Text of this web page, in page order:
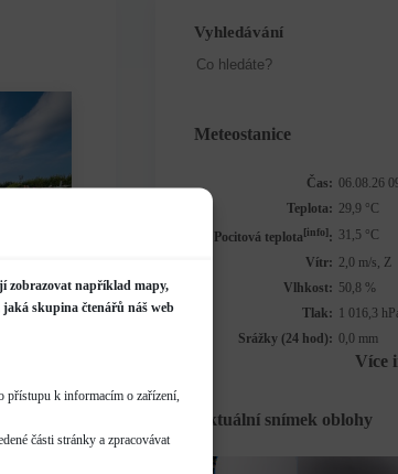
zobrazovat například mapy,
jaká skupina čtenářů náš web
přístupu k informacím o zařízení,
části stránky a zpracovávat
Vyhledávání
Meteostanice
Čas: 06.08.26
Teplota: 29,9 °C
Pocitová teplota[info]: 31,5 °C
Vítr: 2,0 m/s, Z
Vlhkost: 50,8 %
Tlak: 1 016,3
Srážky (24 hod): 0,0 mm
Více
Aktuální snímek oblohy